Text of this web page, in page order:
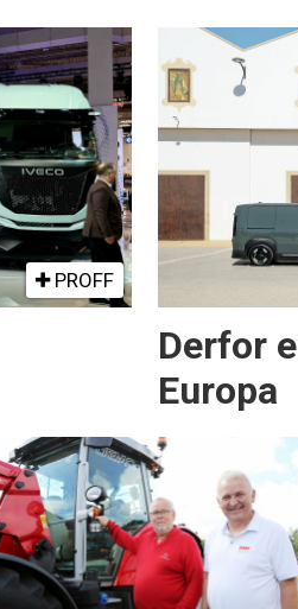
PROFF
Derfor
Europa